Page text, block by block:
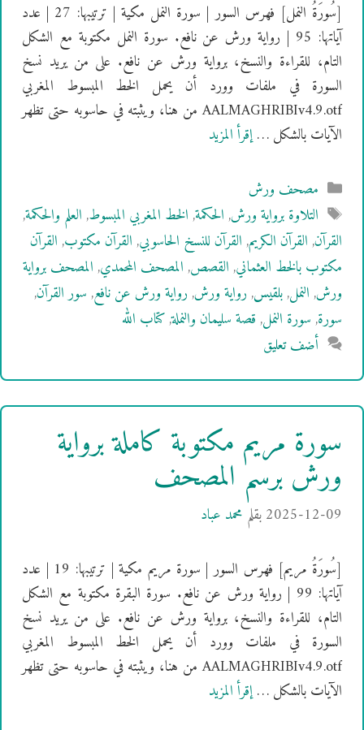
[سُورَةُ النمل] فهرس السور | سورة النمل مكية | ترتيبها: 27 | عدد
آياتها: 95 | رواية ورش عن نافع. سورة النمل مكتوبة مع الشكل
التام، للقراءة والنسخ، برواية ورش عن نافع. على من يريد نسخ
السورة في ملفات وورد أن يحمل الخط المبسوط المغربي
AALMAGHRIBIv4.9.otf من هنا، ويثبته في حاسوبه حتى تظهر
الآيات بالشكل …إقرأ المزيد
التصنيفات
مصحف ورش
الوسوم
التلاوة برواية ورش,الحكمة,الخط المغربي المبسوط,العلم والحكمة,
القرآن,القرآن الكريم,القرآن للنسخ الحاسوبي,القرآن مكتوب,القرآن
مكتوب بالخط العثماني,القصص,المصحف المحمدي,المصحف برواية
ورش,النمل,بلقيس,رواية ورش,رواية ورش عن نافع,سور القرآن,
سورة,سورة النمل,قصة سليمان والنملة,كتاب الله
أضف تعليق
سورة مريم مكتوبة كاملة برواية
ورش برسم المصحف
2025-12-09بقلم محمد عباد
[سُورَةُ مريم] فهرس السور | سورة مريم مكية | ترتيبها: 19 | عدد
آياتها: 99 | رواية ورش عن نافع. سورة البقرة مكتوبة مع الشكل
التام، للقراءة والنسخ، برواية ورش عن نافع. على من يريد نسخ
السورة في ملفات وورد أن يحمل الخط المبسوط المغربي
AALMAGHRIBIv4.9.otf من هنا، ويثبته في حاسوبه حتى تظهر
الآيات بالشكل …إقرأ المزيد